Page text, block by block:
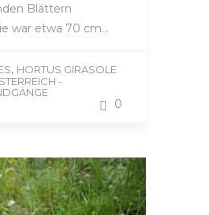
Blättern
war etwa 70 cm…
, HORTUS GIRASOLE
-
0